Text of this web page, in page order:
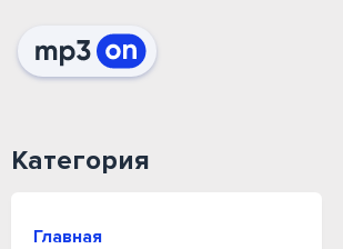
Категория
Главная